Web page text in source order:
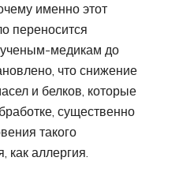
именно этот
переносится
медикам до
что снижение
и белков, которые
существенно
такого
как аллергия.